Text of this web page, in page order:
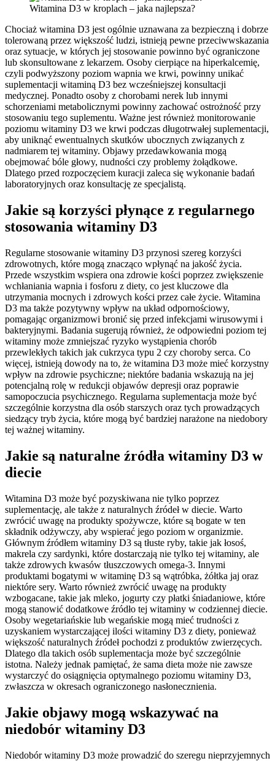
Witamina D3 w kroplach – jaka najlepsza?
Chociaż witamina D3 jest ogólnie uznawana za bezpieczną i dobrze
tolerowaną przez większość ludzi, istnieją pewne przeciwwskazania
oraz sytuacje, w których jej stosowanie powinno być ograniczone
lub skonsultowane z lekarzem. Osoby cierpiące na hiperkalcemię,
czyli podwyższony poziom wapnia we krwi, powinny unikać
suplementacji witaminą D3 bez wcześniejszej konsultacji
medycznej. Ponadto osoby z chorobami nerek lub innymi
schorzeniami metabolicznymi powinny zachować ostrożność przy
stosowaniu tego suplementu. Ważne jest również monitorowanie
poziomu witaminy D3 we krwi podczas długotrwałej suplementacji,
aby uniknąć ewentualnych skutków ubocznych związanych z
nadmiarem tej witaminy. Objawy przedawkowania mogą
obejmować bóle głowy, nudności czy problemy żołądkowe.
Dlatego przed rozpoczęciem kuracji zaleca się wykonanie badań
laboratoryjnych oraz konsultację ze specjalistą.
Jakie są korzyści płynące z regularnego
stosowania witaminy D3
Regularne stosowanie witaminy D3 przynosi szereg korzyści
zdrowotnych, które mogą znacząco wpłynąć na jakość życia.
Przede wszystkim wspiera ona zdrowie kości poprzez zwiększenie
wchłaniania wapnia i fosforu z diety, co jest kluczowe dla
utrzymania mocnych i zdrowych kości przez całe życie. Witamina
D3 ma także pozytywny wpływ na układ odpornościowy,
pomagając organizmowi bronić się przed infekcjami wirusowymi i
bakteryjnymi. Badania sugerują również, że odpowiedni poziom tej
witaminy może zmniejszać ryzyko wystąpienia chorób
przewlekłych takich jak cukrzyca typu 2 czy choroby serca. Co
więcej, istnieją dowody na to, że witamina D3 może mieć korzystny
wpływ na zdrowie psychiczne; niektóre badania wskazują na jej
potencjalną rolę w redukcji objawów depresji oraz poprawie
samopoczucia psychicznego. Regularna suplementacja może być
szczególnie korzystna dla osób starszych oraz tych prowadzących
siedzący tryb życia, które mogą być bardziej narażone na niedobory
tej ważnej witaminy.
Jakie są naturalne źródła witaminy D3 w
diecie
Witamina D3 może być pozyskiwana nie tylko poprzez
suplementację, ale także z naturalnych źródeł w diecie. Warto
zwrócić uwagę na produkty spożywcze, które są bogate w ten
składnik odżywczy, aby wspierać jego poziom w organizmie.
Głównym źródłem witaminy D3 są tłuste ryby, takie jak łosoś,
makrela czy sardynki, które dostarczają nie tylko tej witaminy, ale
także zdrowych kwasów tłuszczowych omega-3. Innymi
produktami bogatymi w witaminę D3 są wątróbka, żółtka jaj oraz
niektóre sery. Warto również zwrócić uwagę na produkty
wzbogacane, takie jak mleko, jogurty czy płatki śniadaniowe, które
mogą stanowić dodatkowe źródło tej witaminy w codziennej diecie.
Osoby wegetariańskie lub wegańskie mogą mieć trudności z
uzyskaniem wystarczającej ilości witaminy D3 z diety, ponieważ
większość naturalnych źródeł pochodzi z produktów zwierzęcych.
Dlatego dla takich osób suplementacja może być szczególnie
istotna. Należy jednak pamiętać, że sama dieta może nie zawsze
wystarczyć do osiągnięcia optymalnego poziomu witaminy D3,
zwłaszcza w okresach ograniczonego nasłonecznienia.
Jakie objawy mogą wskazywać na
niedobór witaminy D3
Niedobór witaminy D3 może prowadzić do szeregu nieprzyjemnych